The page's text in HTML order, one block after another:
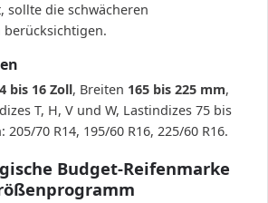
sollte die schwächeren
berücksichtigen.
bis 16 Zoll, Breiten 165 bis 225 mm,
T, H, V und W, Lastindizes 75 bis
70 R14, 195/60 R16, 225/60 R16.
Budget-Reifenmarke